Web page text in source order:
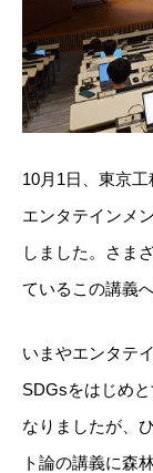
10月1日、東京
エンタテインメ
しました。さま
ているこの講義
いまやエンタテ
SDGsをはじめ
なりましたが、
ト論の講義に森